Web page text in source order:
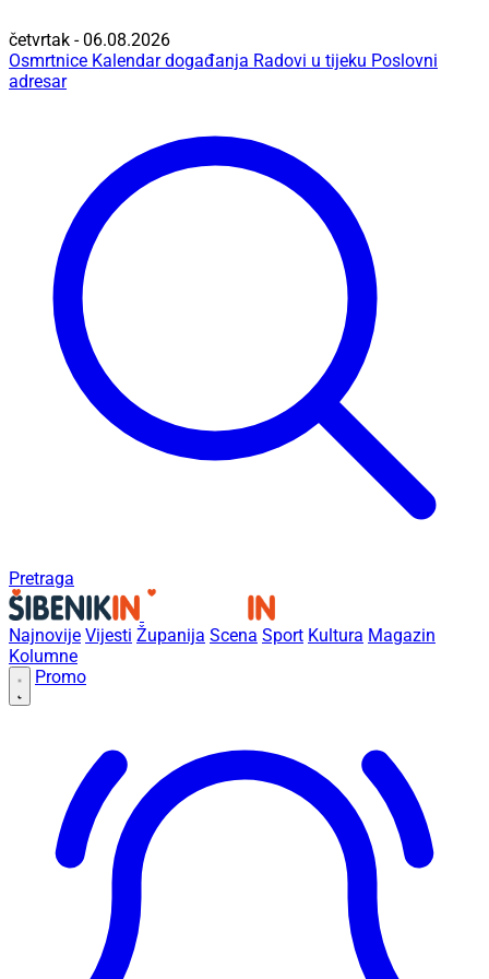
četvrtak - 06.08.2026
Osmrtnice Kalendar događanja Radovi u tijeku Poslovni
adresar
Pretraga
Najnovije Vijesti Županija Scena Sport Kultura Magazin
Kolumne
Promo